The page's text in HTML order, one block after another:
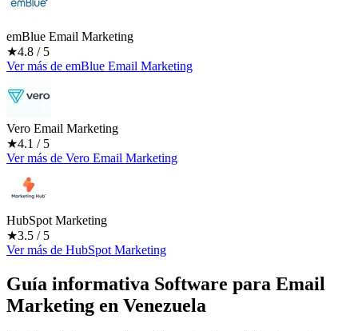
emBlue Email Marketing
★4.8 / 5
Ver más de emBlue Email Marketing
Vero Email Marketing
★4.1 / 5
Ver más de Vero Email Marketing
HubSpot Marketing
★3.5 / 5
Ver más de HubSpot Marketing
Guía informativa Software para Email
Marketing en Venezuela